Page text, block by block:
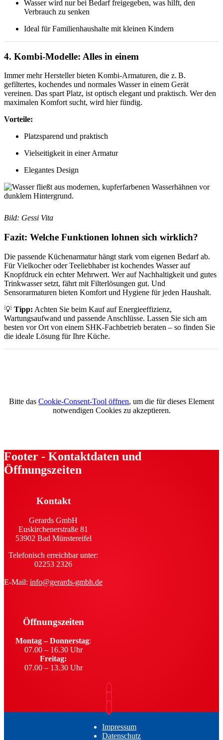
Wasser wird nur bei Bedarf freigegeben, was hilft, den
Verbrauch zu senken
Ideal für Familienhaushalte mit kleinen Kindern
4. Kombi-Modelle: Alles in einem
Immer mehr Hersteller bieten Kombi-Armaturen, die z. B.
gefiltertes, kochendes und normales Wasser in einem Gerät
vereinen. Das spart Platz, ist optisch elegant und praktisch. Wer den
maximalen Komfort sucht, wird hier fündig.
Vorteile:
Platzsparend und praktisch
Vielseitigkeit in einer Armatur
Elegantes Design
Bild: Gessi Vita
Fazit: Welche Funktionen lohnen sich wirklich?
Die passende Küchenarmatur hängt stark vom eigenen Bedarf ab.
Für Vielkocher oder Teeliebhaber ist kochendes Wasser auf
Knopfdruck ein echter Mehrwert. Wer auf Nachhaltigkeit und gutes
Trinkwasser setzt, fährt mit Filterlösungen gut. Und
Sensorarmaturen bieten Komfort und Hygiene für jeden Haushalt.
💡 Tipp: Achten Sie beim Kauf auf Energieeffizienz,
Wartungsaufwand und passende Anschlüsse. Lassen Sie sich am
besten vor Ort von einem SHK-Fachbetrieb beraten – so finden Sie
die ideale Lösung für Ihre Küche.
Bitte das Cookie-Consent-Tool öffnen, um die für dieses Element
notwendigen Cookies zu akzeptieren.
Footer - Kontaktdaten und
Öffnungszeiten
Kontakt
Gerards GmbH
Euskirchenerstraße 81
53902 Bad Münstereifel
Telefonisch erreichbar unter:
02253 2326
E-Mail: info@gerards-gmbh.de
Öffnungszeiten
Montag – Donnerstag:
07.00 – 16.30 Uhr
Freitag:
07.00 – 13.30 Uhr
Impressum
Datenschutz